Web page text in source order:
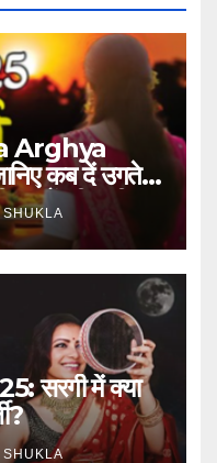
Arghya
कब दें उगते
की सही
SHUKLA
सरगी में क्या
SHUKLA